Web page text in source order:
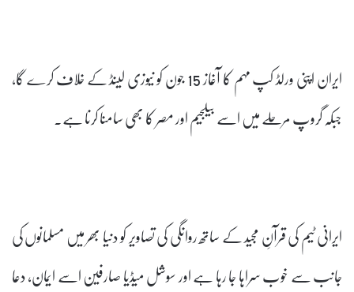
ایران اپنی ورلڈ کپ مہم کا آغاز 15 جون کو نیوزی لینڈ کے خلاف کرے گا،
جبکہ گروپ مرحلے میں اسے بیلجیم اور مصر کا بھی سامنا کرنا ہے۔
ایرانی ٹیم کی قرآنِ مجید کے ساتھ روانگی کی تصاویر کو دنیا بھر میں مسلمانوں کی
جانب سے خوب سراہا جا رہا ہے اور سوشل میڈیا صارفین اسے ایمان، دعا